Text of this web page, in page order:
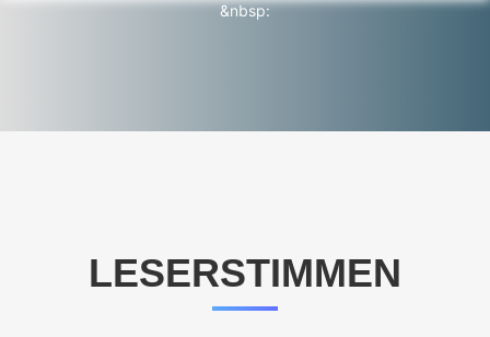
&nbsp:
LESERSTIMMEN